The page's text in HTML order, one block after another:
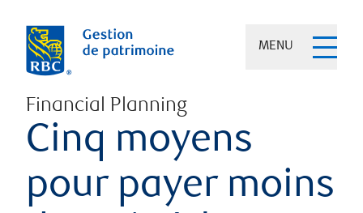
MENU
Financial Planning
Cinq moyens
pour payer moins